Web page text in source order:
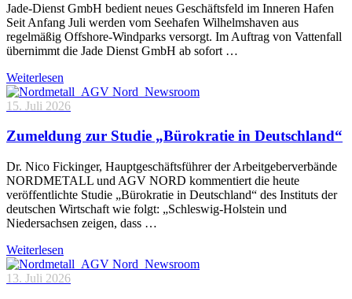
Jade-Dienst GmbH bedient neues Geschäftsfeld im Inneren Hafen
Seit Anfang Juli werden vom Seehafen Wilhelmshaven aus
regelmäßig Offshore-Windparks versorgt. Im Auftrag von Vattenfall
übernimmt die Jade Dienst GmbH ab sofort …
Weiterlesen
15. Juli 2026
Zumeldung zur Studie „Bürokratie in Deutschland“
Dr. Nico Fickinger, Hauptgeschäftsführer der Arbeitgeberverbände
NORDMETALL und AGV NORD kommentiert die heute
veröffentlichte Studie „Bürokratie in Deutschland“ des Instituts der
deutschen Wirtschaft wie folgt: „Schleswig-Holstein und
Niedersachsen zeigen, dass …
Weiterlesen
13. Juli 2026